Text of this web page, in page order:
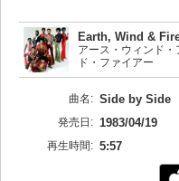
Earth, Wind &
アース・ウィンド・
ド・ファイアー
曲名: Side by Side
発売日: 1983/04/19
再生時間: 5:57